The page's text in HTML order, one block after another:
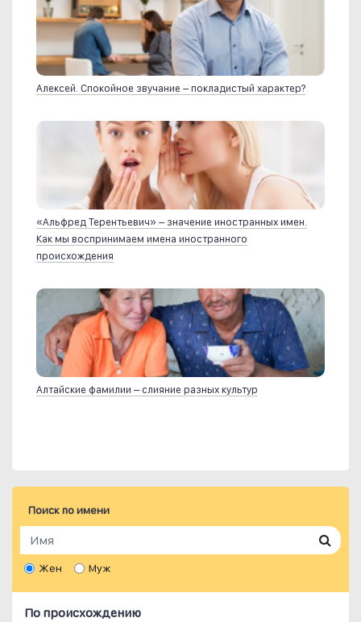
Алексей. Спокойное звучание – покладистый характер?
«Альфред Терентьевич» – значение иностранных имен.
Как мы воспринимаем имена иностранного
происхождения
Алтайские фамилии – слияние разных культур
Поиск по имени
Жен Муж
По происхождению